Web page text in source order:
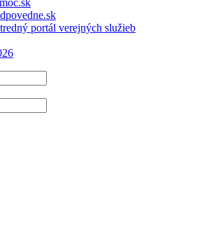
portál verejných služieb